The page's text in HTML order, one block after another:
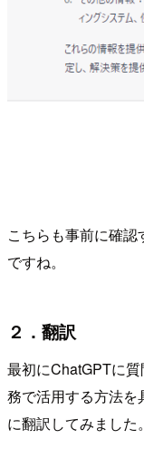
こちらも事前に確
ですね。
２．翻訳
最初にChatGPTに
務で活用する方法
に翻訳してみました。